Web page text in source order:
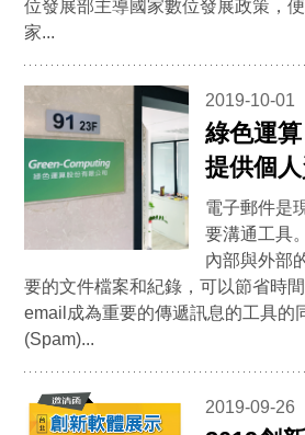
位發展部主導國家數位發展政策，
家...
2019-10-01
綠色運
提供個
電子郵件是
要溝通工具
內部與外部
要的文件檔案和紀錄，可以節省時
email成為重要的傳遞訊息的工具的
(Spam)...
2019-09-26